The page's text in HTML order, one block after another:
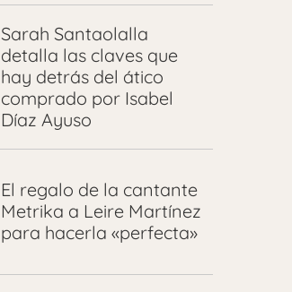
Sarah Santaolalla
detalla las claves que
hay detrás del ático
comprado por Isabel
Díaz Ayuso
El regalo de la cantante
Metrika a Leire Martínez
para hacerla «perfecta»